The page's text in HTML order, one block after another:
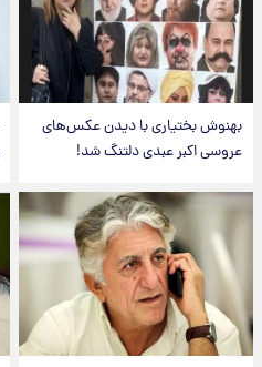
بهنوش بختیاری با دیدن عکس‌های
عروسی اکبر عبدی دلتنگ شد!